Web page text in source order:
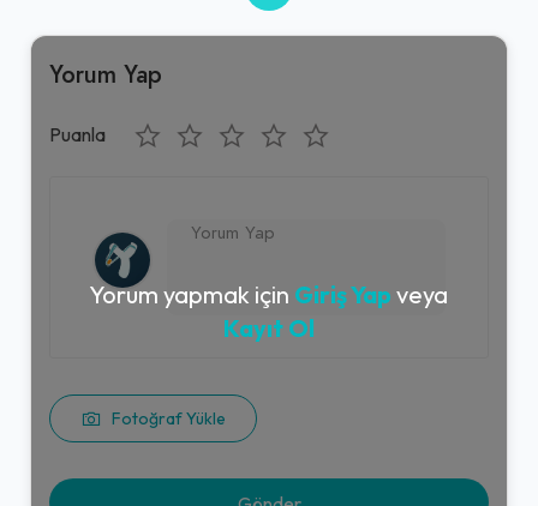
Yorum Yap
Puanla
Fotoğraf Yükle
Yorum yapmak için Giriş Yap veya
Kayıt Ol